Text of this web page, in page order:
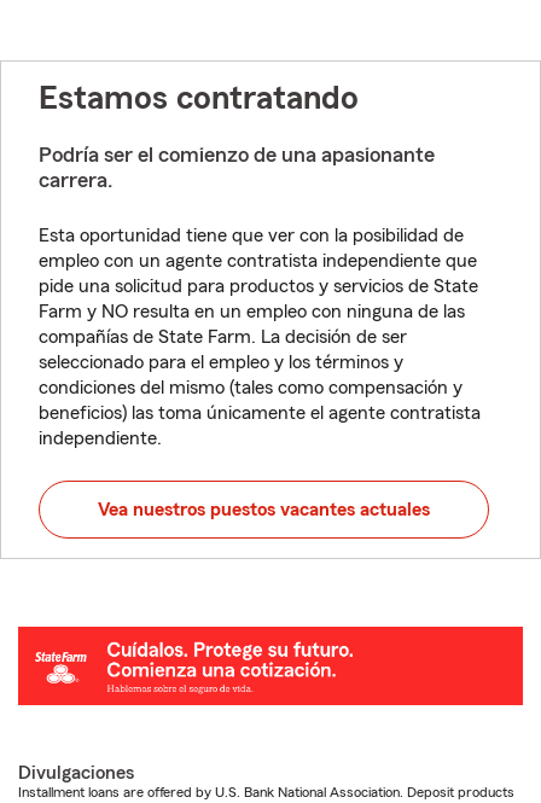
Estamos contratando
Podría ser el comienzo de una apasionante
carrera.
Esta oportunidad tiene que ver con la posibilidad de
empleo con un agente contratista independiente que
pide una solicitud para productos y servicios de State
Farm y NO resulta en un empleo con ninguna de las
compañías de State Farm. La decisión de ser
seleccionado para el empleo y los términos y
condiciones del mismo (tales como compensación y
beneficios) las toma únicamente el agente contratista
independiente.
Vea nuestros puestos vacantes actuales
Divulgaciones
Installment loans are offered by U.S. Bank National Association. Deposit products